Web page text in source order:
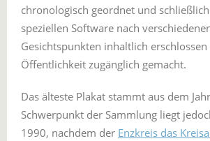
chronologisch geordnet und
speziellen Software nach
Gesichtspunkten inhaltlich
Öffentlichkeit zugänglich gemacht.
Das älteste Plakat stammt aus dem
Schwerpunkt der Sammlung liegt
1990, nachdem der Enzkreis das